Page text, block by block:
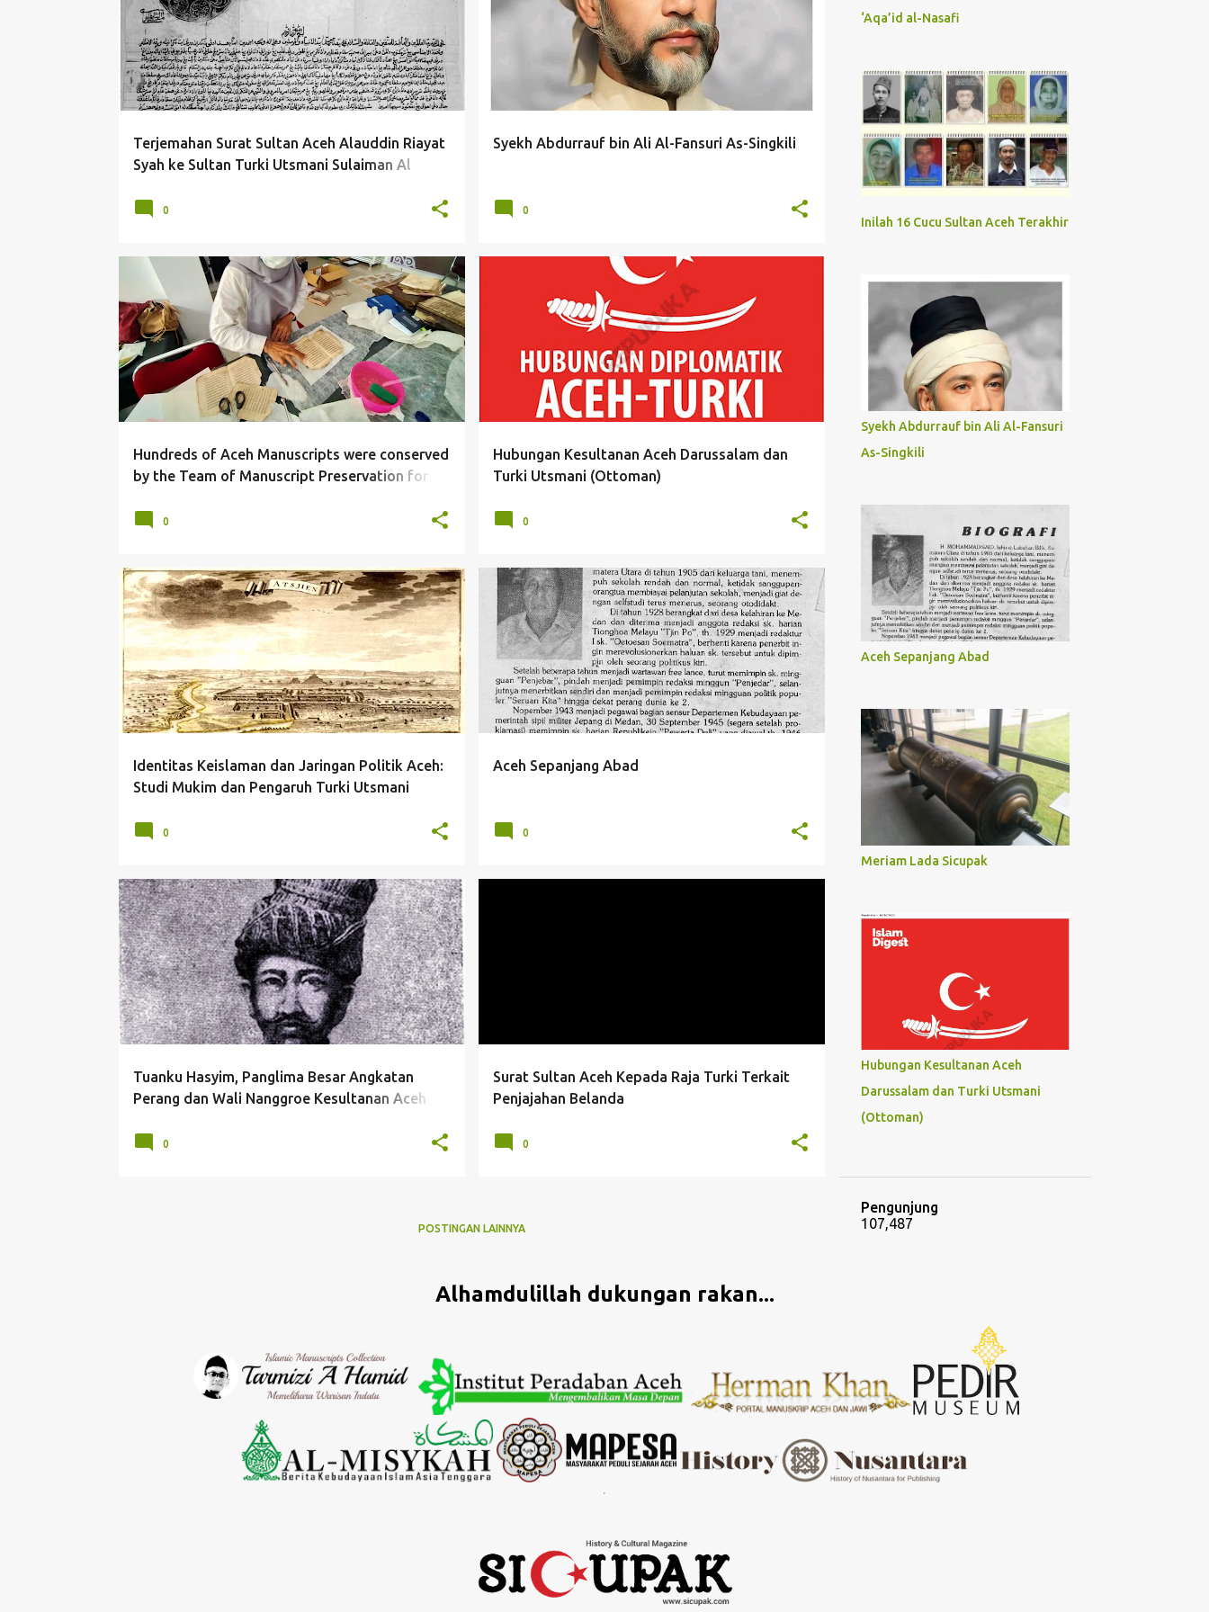
Terjemahan Surat Sultan Aceh Alauddin Riayat
Syah ke Sultan Turki Utsmani Sulaiman Al
0
Syekh Abdurrauf bin Ali Al-Fansuri As-Singkili
0
Hundreds of Aceh Manuscripts were conserved
by the Team of Manuscript Preservation for
0
Hubungan Kesultanan Aceh Darussalam dan
Turki Utsmani (Ottoman)
0
Identitas Keislaman dan Jaringan Politik Aceh:
Studi Mukim dan Pengaruh Turki Utsmani
ACEH SURAT SULTAN ACEH TURKEY TURKI
0
Aceh Sepanjang Abad
0
Tuanku Hasyim, Panglima Besar Angkatan
Perang dan Wali Nanggroe Kesultanan Aceh
0
Surat Sultan Aceh Kepada Raja Turki Terkait
Penjajahan Belanda
0
POSTINGAN LAINNYA
‘Aqa’id al-Nasafi
Inilah 16 Cucu Sultan Aceh Terakhir
Syekh Abdurrauf bin Ali Al-Fansuri
As-Singkili
Aceh Sepanjang Abad
Meriam Lada Sicupak
Hubungan Kesultanan Aceh
Darussalam dan Turki Utsmani
(Ottoman)
Pengunjung
107,487
Alhamdulillah dukungan rakan...